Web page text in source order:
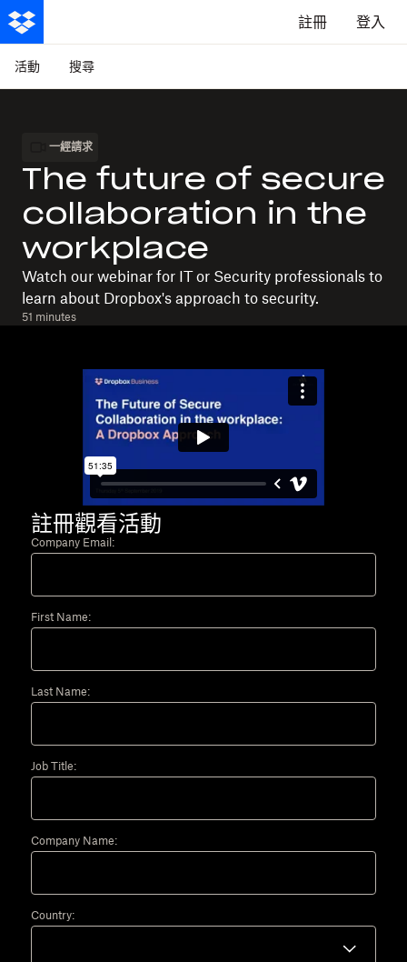
註冊 登入
活動 搜尋
一經請求
The future of secure
collaboration in the
workplace
Watch our webinar for IT or Security professionals to
learn about Dropbox's approach to security.
51 minutes
註冊觀看活動
Company Email:
First Name:
Last Name:
Job Title:
Company Name:
Country: